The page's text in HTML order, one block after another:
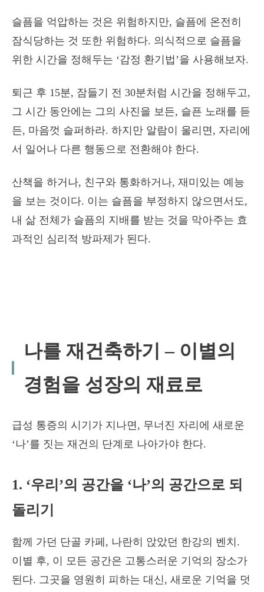
슬픔을 억압하는 것은 위험하지만, 슬픔에 온전히
잠식당하는 것 또한 위험하다. 의식적으로 슬픔을
위한 시간을 정해두는 ‘감정 환기법’을 사용해보자.
퇴근 후 15분, 잠들기 전 30분처럼 시간을 정해두고,
그 시간 동안에는 그의 사진을 보든, 슬픈 노래를 듣
든, 마음껏 슬퍼하라. 하지만 알람이 울리면, 자리에
서 일어나 다른 행동으로 전환해야 한다.
산책을 하거나, 친구와 통화하거나, 재미있는 예능
을 보는 것이다. 이는 슬픔을 부정하지 않으면서도,
내 삶 전체가 슬픔의 지배를 받는 것을 막아주는 효
과적인 심리적 방파제가 된다.
나를 재건축하기 – 이별의
경험을 성장의 재료로
급성 통증의 시기가 지나면, 무너진 자리에 새로운
‘나’를 짓는 재건의 단계로 나아가야 한다.
1. ‘우리’의 공간을 ‘나’의 공간으로 되
돌리기
함께 가던 단골 카페, 나란히 앉았던 한강의 벤치.
이별 후, 이 모든 공간은 고통스러운 기억의 장소가
된다. 그곳을 영원히 피하는 대신, 새로운 기억을 덧